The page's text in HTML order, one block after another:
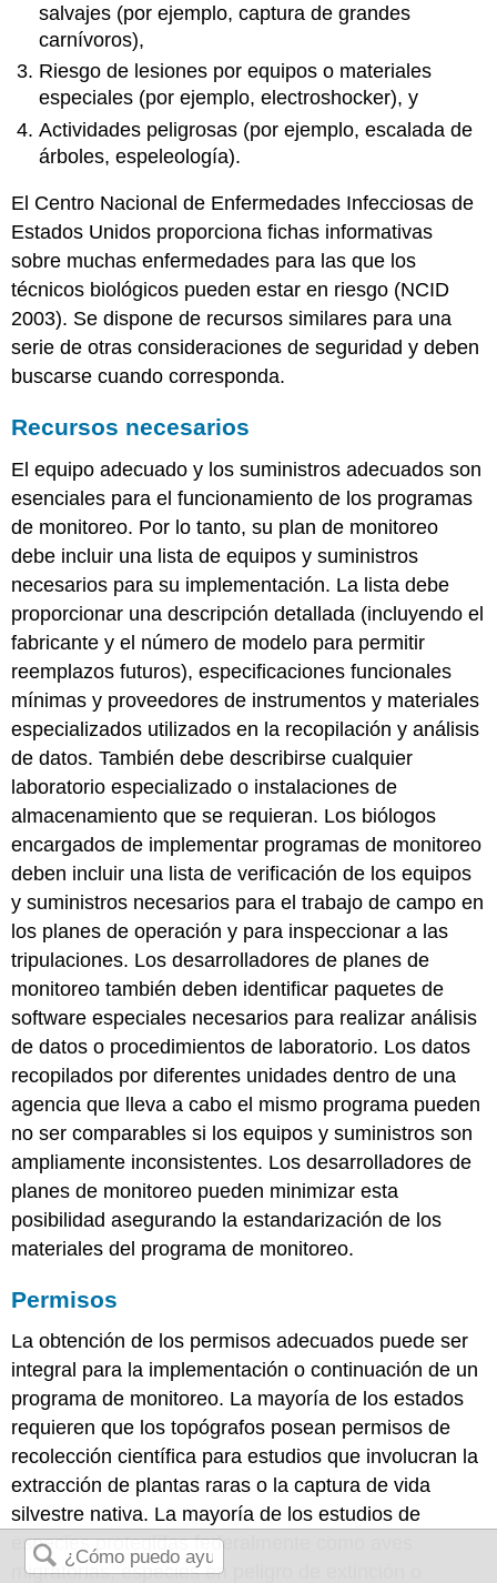
salvajes (por ejemplo, captura de grandes
carnívoros),
Riesgo de lesiones por equipos o materiales
especiales (por ejemplo, electroshocker), y
Actividades peligrosas (por ejemplo, escalada de
árboles, espeleología).
El Centro Nacional de Enfermedades Infecciosas de
Estados Unidos proporciona fichas informativas
sobre muchas enfermedades para las que los
técnicos biológicos pueden estar en riesgo (NCID
2003). Se dispone de recursos similares para una
serie de otras consideraciones de seguridad y deben
buscarse cuando corresponda.
Recursos necesarios
El equipo adecuado y los suministros adecuados son
esenciales para el funcionamiento de los programas
de monitoreo. Por lo tanto, su plan de monitoreo
debe incluir una lista de equipos y suministros
necesarios para su implementación. La lista debe
proporcionar una descripción detallada (incluyendo el
fabricante y el número de modelo para permitir
reemplazos futuros), especificaciones funcionales
mínimas y proveedores de instrumentos y materiales
especializados utilizados en la recopilación y análisis
de datos. También debe describirse cualquier
laboratorio especializado o instalaciones de
almacenamiento que se requieran. Los biólogos
encargados de implementar programas de monitoreo
deben incluir una lista de verificación de los equipos
y suministros necesarios para el trabajo de campo en
los planes de operación y para inspeccionar a las
tripulaciones. Los desarrolladores de planes de
monitoreo también deben identificar paquetes de
software especiales necesarios para realizar análisis
de datos o procedimientos de laboratorio. Los datos
recopilados por diferentes unidades dentro de una
agencia que lleva a cabo el mismo programa pueden
no ser comparables si los equipos y suministros son
ampliamente inconsistentes. Los desarrolladores de
planes de monitoreo pueden minimizar esta
posibilidad asegurando la estandarización de los
materiales del programa de monitoreo.
Permisos
La obtención de los permisos adecuados puede ser
integral para la implementación o continuación de un
programa de monitoreo. La mayoría de los estados
requieren que los topógrafos posean permisos de
recolección científica para estudios que involucran la
extracción de plantas raras o la captura de vida
silvestre nativa. La mayoría de los estudios de
especies protegidas federalmente como aves
migratorias, especies en peligro de extinción o